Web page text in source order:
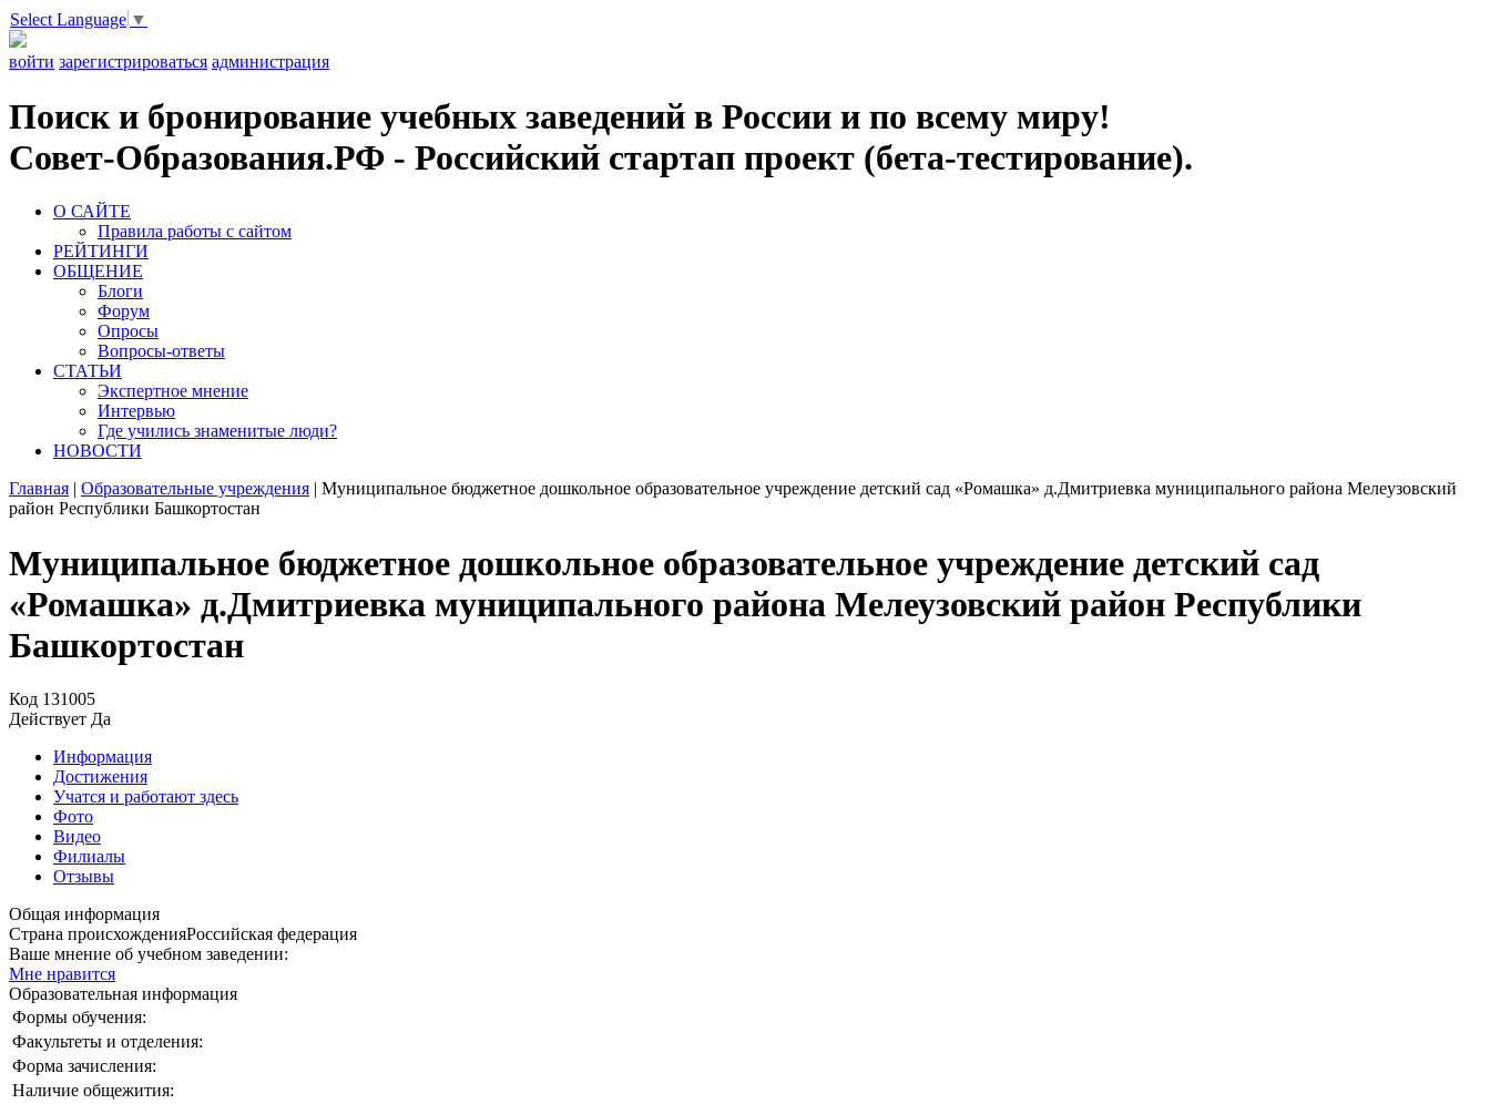
Select Language ▼
войти зарегистрироваться администрация
Поиск и бронирование учебных заведений в России и по всему миру!
Совет-Образования.РФ - Российский стартап проект (бета-тестирование).
О САЙТЕ
Правила работы с сайтом
РЕЙТИНГИ
ОБЩЕНИЕ
Блоги
Форум
Опросы
Вопросы-ответы
СТАТЬИ
Экспертное мнение
Интервью
Где учились знаменитые люди?
НОВОСТИ
Главная | Образовательные учреждения | Муниципальное бюджетное дошкольное образовательное учреждение детский сад «Ромашка» д.Дмитриевка муниципального района Мелеузовский
район Республики Башкортостан
Муниципальное бюджетное дошкольное образовательное учреждение детский сад
«Ромашка» д.Дмитриевка муниципального района Мелеузовский район Республики
Башкортостан
Код 131005
Действует Да
Информация
Достижения
Учатся и работают здесь
Фото
Видео
Филиалы
Отзывы
Общая информация
Страна происхожденияРоссийская федерация
Ваше мнение об учебном заведении:
Мне нравится
Образовательная информация
Формы обучения:
Факультеты и отделения:
Форма зачисления:
Наличие общежития: